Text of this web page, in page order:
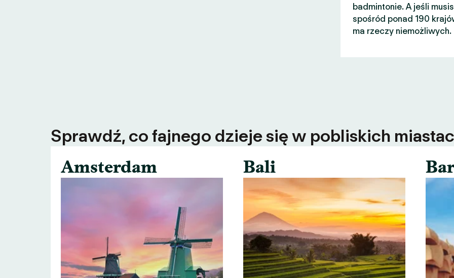
badmintonie. A jeśli
spośród ponad 190
ma rzeczy niemożliwych.
Sprawdź, co fajnego dzieje się w pobliskich
Amsterdam
Bali